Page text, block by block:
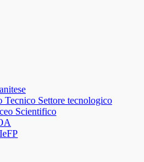
Tecnico Settore tecnologico
Scientifico